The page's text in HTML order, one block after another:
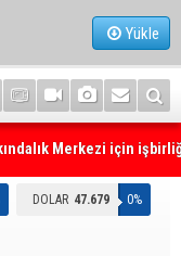
Yükle
Merkezi için
DOLAR 47.679 0%